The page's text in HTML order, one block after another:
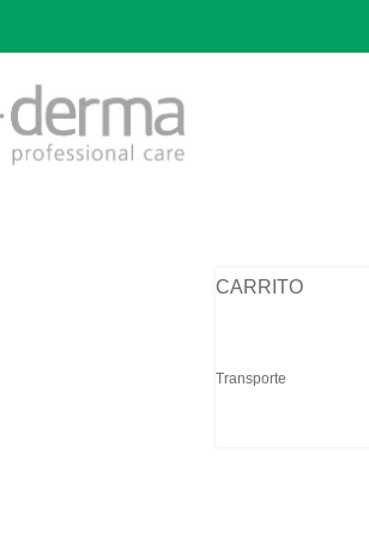
CARRITO
Transporte